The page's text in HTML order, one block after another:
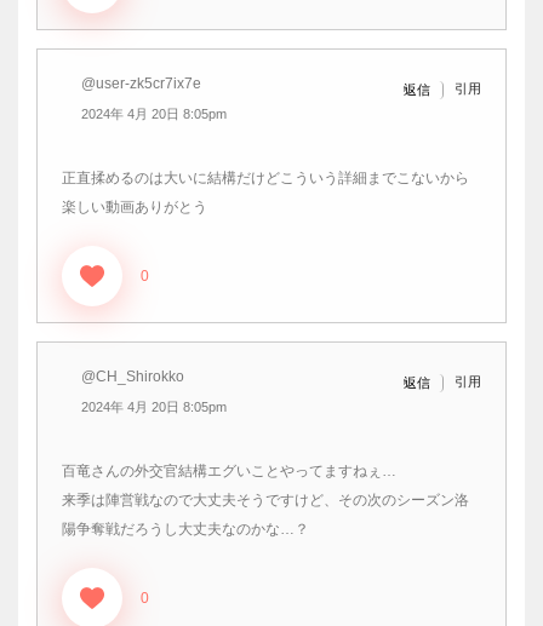
@user-zk5cr7ix7e
2024年 4月 20日 8:05pm
返信 引用
正直揉めるのは大いに結構だけどこういう詳細までこないから
楽しい動画ありがとう
0
@CH_Shirokko
2024年 4月 20日 8:05pm
返信 引用
百竜さんの外交官結構エグいことやってますねぇ…
来季は陣営戦なので大丈夫そうですけど、その次のシーズン洛
陽争奪戦だろうし大丈夫なのかな…？
0